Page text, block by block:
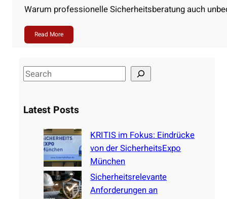
Warum professionelle Sicherheitsberatung auch
Read More
S
e
r
Latest Posts
KRITIS im Fokus: Eindrücke
von der SicherheitsExpo
München
Sicherheitsrelevante
Anforderungen an